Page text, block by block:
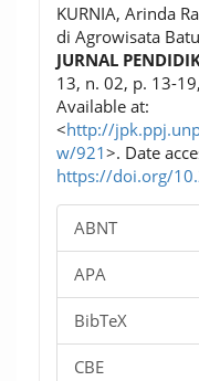
KURNIA, Arinda
di Agrowisata
JURNAL
13, n. 02, p. 13-
Available at:
<http://
w/921>. Date
https://doi.org/
ABNT
APA
BibTeX
CBE